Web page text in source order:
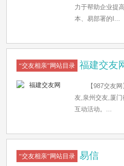
力于帮助企业提
本、易部署的I...
“交友相亲”网站目录 福建交友
【987交友
友,泉州交友,厦
互动活动。...
“交友相亲”网站目录 易信